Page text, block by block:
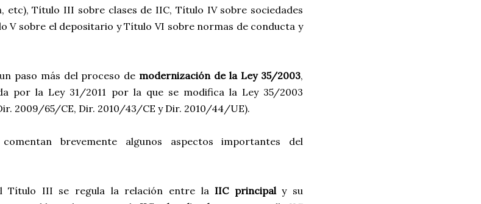
etc), Título III sobre clases de IIC, Título IV sobre sociedades
V sobre el depositario y Título VI sobre normas de conducta y
paso más del proceso de modernización de la Ley 35/2003,
por la Ley 31/2011 por la que se modifica la Ley 35/2003
2009/65/CE, Dir. 2010/43/CE y Dir. 2010/44/UE).
brevemente algunos aspectos importantes del
Título III se regula la relación entre la IIC principaly su